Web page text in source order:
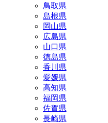
鳥取県
島根県
岡山県
広島県
山口県
徳島県
香川県
愛媛県
高知県
福岡県
佐賀県
長崎県